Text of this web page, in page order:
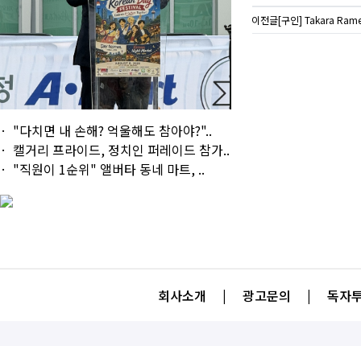
"다치면 내 손해? 억울해도 참아야?"..
캘거리 프라이드, 정치인 퍼레이드 참가..
"직원이 1순위" 앨버타 동네 마트, ..
이전글[구인] Takara
회사소개 | 광고문의 | 독자